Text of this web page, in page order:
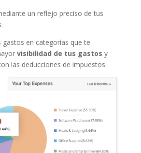
un reflejo preciso de tus
gastos en categorías que te
visibilidad de tus gastos y
las deducciones de impuestos.